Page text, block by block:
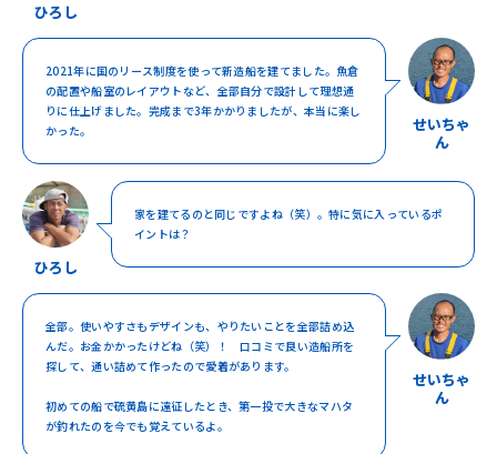
ひろし
せいちゃ
ん
2021年に国のリース制度を使って新造船を建てました。魚倉
の配置や船室のレイアウトなど、全部自分で設計して理想通
りに仕上げました。完成まで3年かかりましたが、本当に楽し
かった。
ひろし
家を建てるのと同じですよね（笑）。特に気に入っているポ
イントは？
せいちゃ
ん
全部。使いやすさもデザインも、やりたいことを全部詰め込
んだ。お金かかったけどね（笑）！ 口コミで良い造船所を
探して、通い詰めて作ったので愛着があります。
初めての船で硫黄島に遠征したとき、第一投で大きなマハタ
が釣れたのを今でも覚えているよ。